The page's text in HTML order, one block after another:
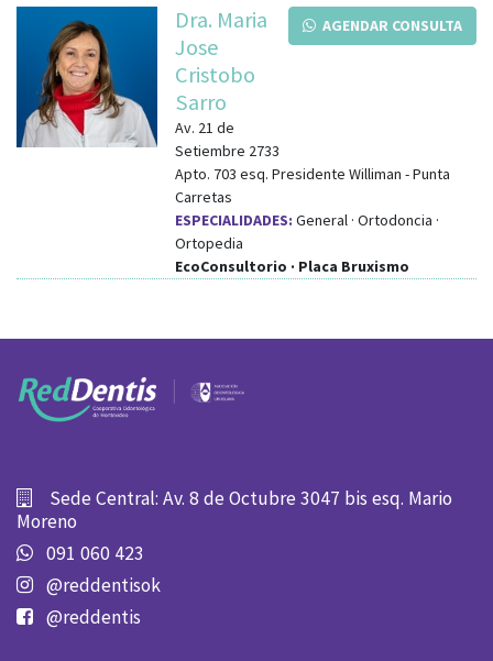
AGENDAR CONSULTA
Dra. Maria
Jose
Cristobo
Sarro
Av. 21 de
Setiembre 2733
Apto. 703 esq. Presidente Williman -Punta
Carretas
ESPECIALIDADES: General · Ortodoncia ·
Ortopedia
EcoConsultorio · Placa Bruxismo
Sede Central: Av. 8 de Octubre 3047 bis esq. Mario
Moreno
091 060 423
@reddentisok
@reddentis